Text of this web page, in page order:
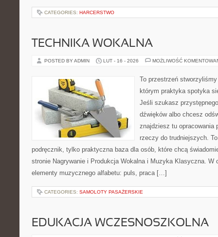
CATEGORIES: HARCERSTWO
TECHNIKA WOKALNA
POSTED BY ADMIN LUT - 16 - 2026 MOŻLIWOŚĆ
To przestrzeń
którym praktyka spotyka
Jeśli szukasz
dźwięków albo chcesz
znajdziesz tu opracowania
rzeczy do trudniejszych.
podręcznik, tylko praktyczna baza dla osób, które chcą
stronie Nagrywanie i Produkcja Wokalna i Muzyka Klasyczna. W
elementy muzycznego alfabetu: puls, praca […]
CATEGORIES: SAMOLOTY PASAŻERSKIE
EDUKACJA WCZESNOSZKOLNA